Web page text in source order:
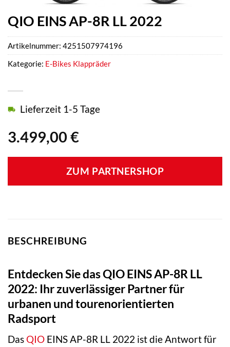
QIO EINS AP-8R LL 2022
3.499,00 €
Lieferzeit 1-5 Tage
ZUM PARTNERSHOP
Artikelnummer: 4251507974196
Kategorie: E-Bikes Klappräder
BESCHREIBUNG
Entdecken Sie das QIO EINS AP-8R LL
2022: Ihr zuverlässiger Partner für
urbanen und tourenorientierten
Radsport
Das QIO EINS AP-8R LL 2022 ist die Antwort für